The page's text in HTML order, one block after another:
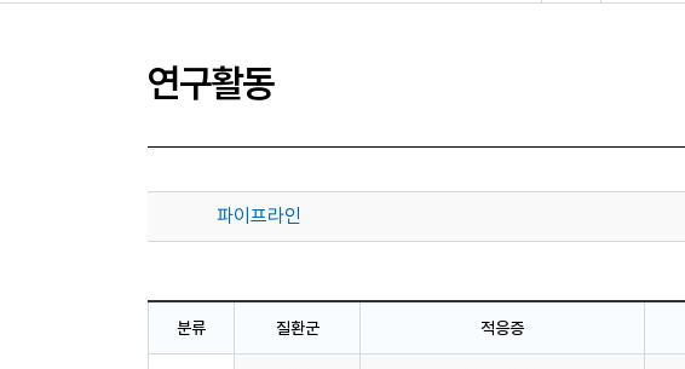
연구활동
파이프라인
분류 질환군 적응증